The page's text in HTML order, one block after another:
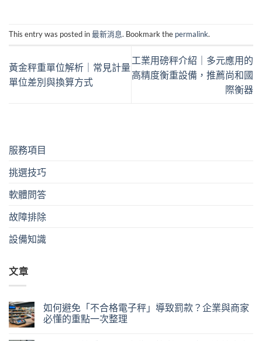
服務項目
挑選技巧
軟體問答
故障排除
設備知識
文章
如何避免「不合格電子秤」導致罰款？企業與商家
必懂的重點一次整理
This entry was posted in最新消息. Bookmark the permalink.
黃金秤重單位解析｜常見計量
單位差別與換算方式
工業用磅秤介紹｜多元應用的
高精度衡重設備，推薦尚和國
際衡器